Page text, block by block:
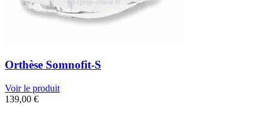
Orthèse Somnofit-S
Voir le produit
139,00 €